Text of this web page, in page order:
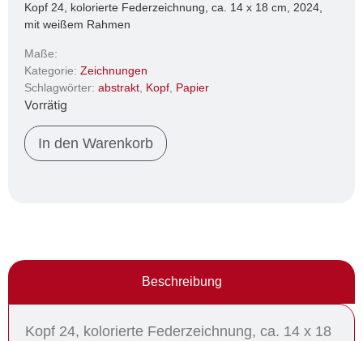
Kopf 24, kolorierte Federzeichnung, ca. 14 x 18 cm, 2024,
mit weißem Rahmen
Maße:
Kategorie: Zeichnungen
Schlagwörter: abstrakt Kopf Papier
Vorrätig
In den Warenkorb
Beschreibung
Kopf 24, kolorierte Federzeichnung, ca. 14 x 18